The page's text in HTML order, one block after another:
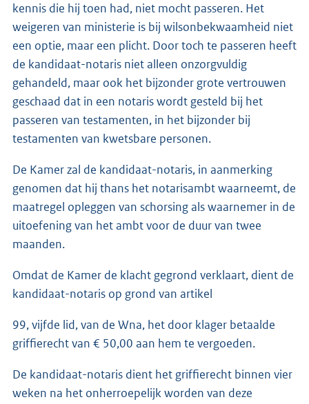
kennis die hij toen had, niet mocht passeren. Het
weigeren van ministerie is bij wilsonbekwaamheid niet
een optie, maar een plicht. Door toch te passeren heeft
de kandidaat-notaris niet alleen onzorgvuldig
gehandeld, maar ook het bijzonder grote vertrouwen
geschaad dat in een notaris wordt gesteld bij het
passeren van testamenten, in het bijzonder bij
testamenten van kwetsbare personen.
De Kamer zal de kandidaat-notaris, in aanmerking
genomen dat hij thans het notarisambt waarneemt, de
maatregel opleggen van schorsing als waarnemer in de
uitoefening van het ambt voor de duur van twee
maanden.
Omdat de Kamer de klacht gegrond verklaart, dient de
kandidaat-notaris op grond van artikel
99, vijfde lid, van de Wna, het door klager betaalde
griffierecht van € 50,00 aan hem te vergoeden.
De kandidaat-notaris dient het griffierecht binnen vier
weken na het onherroepelijk worden van deze